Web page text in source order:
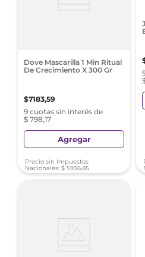
Dove Mascarilla 1 Min Ritual
De Crecimiento X 300 Gr
$7183,59
9 cuotas sin interés de
$ 798,17
Agregar
Precio sin Impuestos
Nacionales: $ 5936,85